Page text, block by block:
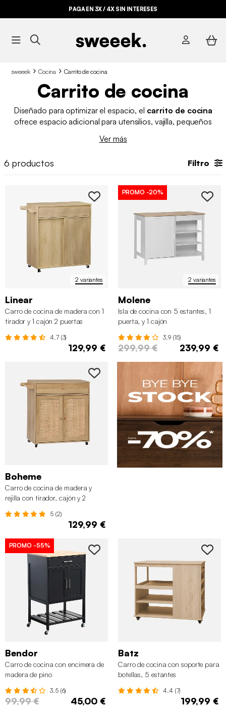
PAGA EN 3X / 4X SIN INTERESES
sweeek Cocina Carrito de cocina
Carrito de cocina
Diseñado para optimizar el espacio, el carrito de cocina
ofrece espacio adicional para utensilios, vajilla, pequeños
auxiliar de cocina perfecto para tu hogar, por lo que es
funcionalidad que necesitas. Para mejorar la estética del
o accesorios decorativos (como
plantas de plástico).
Ver más
6 productos Filtro
2 variantes
Linear
Carro de cocina de madera con 1
tirador y 1 cajón 2 puertas
4.7 (3)
129,99 €
2 variantes
PROMO -20%
Molene
Isla de cocina con 5 estantes, 1
puerta, y 1 cajón
3.9 (15)
299,99 € 239,99 €
Boheme
Carro de cocina de madera y
rejilla con tirador, cajón y 2
5 (2)
129,99 €
PROMO -55%
Bendor
Carro de cocina con encimera de
madera de pino
3.5 (6)
99,99 € 45,00 €
Batz
Carro de cocina con soporte para
botellas, 5 estantes
4.4 (7)
199,99 €